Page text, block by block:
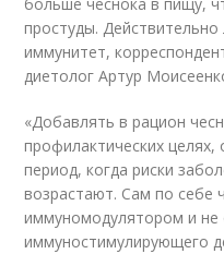
простуды.
иммунитет,
диетолог Артур
«Добавлять в рацион
профилактических
период, когда риски
возрастают. Сам по себе
иммуномодулятором и не
иммуностимулирующего